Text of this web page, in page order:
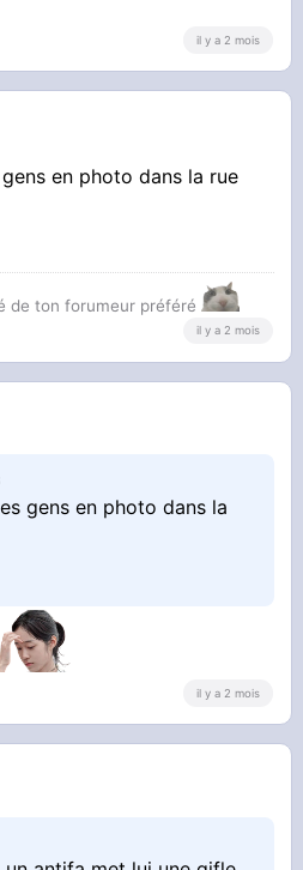
il y a 2 mois
en photo dans la rue
de ton forumeur préféré
il y a 2 mois
gens en photo dans la
il y a 2 mois